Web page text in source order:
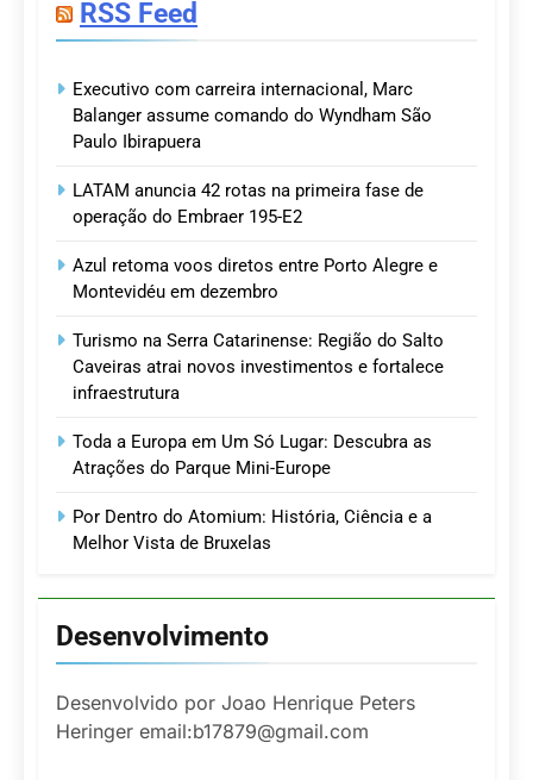
RSS Feed
Executivo com carreira internacional, Marc
Balanger assume comando do Wyndham São
Paulo Ibirapuera
LATAM anuncia 42 rotas na primeira fase de
operação do Embraer 195-E2
Azul retoma voos diretos entre Porto Alegre e
Montevidéu em dezembro
Turismo na Serra Catarinense: Região do Salto
Caveiras atrai novos investimentos e fortalece
infraestrutura
Toda a Europa em Um Só Lugar: Descubra as
Atrações do Parque Mini-Europe
Por Dentro do Atomium: História, Ciência e a
Melhor Vista de Bruxelas
Desenvolvimento
Desenvolvido por Joao Henrique Peters
Heringer email:b17879@gmail.com